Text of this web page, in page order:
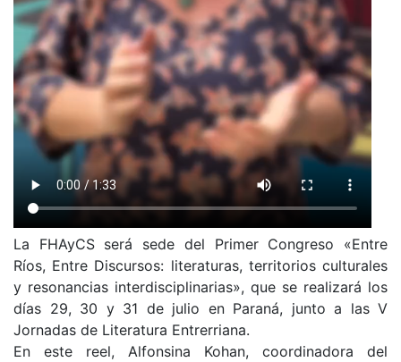
La FHAyCS será sede del Primer Congreso «Entre
Ríos, Entre Discursos: literaturas, territorios culturales
y resonancias interdisciplinarias», que se realizará los
días 29, 30 y 31 de julio en Paraná, junto a las V
Jornadas de Literatura Entrerriana.
En este reel, Alfonsina Kohan, coordinadora del